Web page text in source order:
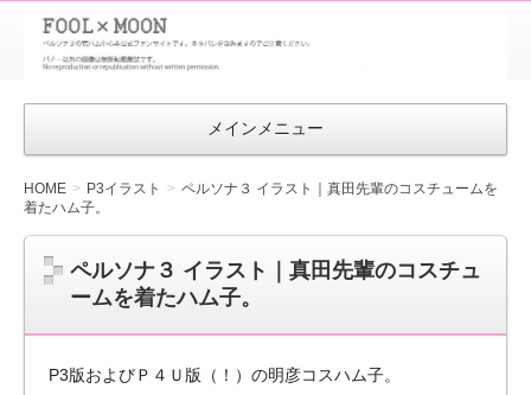
FOOL×MOON
｜ペルソナ
3 荒ハム中
メインメニュー
HOME P3イラスト
ペルソナ３ イラスト｜真田先輩のコスチュームを
着たハム子。
ペルソナ３ イラスト｜真田先輩のコスチュ
ームを着たハム子。
P3版およびＰ４Ｕ版（！）の明彦コスハム子。